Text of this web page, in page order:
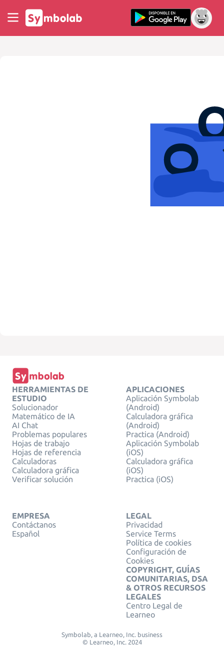
HERRAMIENTAS DE
ESTUDIO
Solucionador
Matemático de IA
AI Chat
Problemas populares
Hojas de trabajo
Hojas de referencia
Calculadoras
Calculadora gráfica
Verificar solución
APLICACIONES
Aplicación Symbolab
(Android)
Calculadora gráfica
(Android)
Practica (Android)
Aplicación Symbolab
(iOS)
Calculadora gráfica
(iOS)
Practica (iOS)
EMPRESA
Contáctanos
Español
LEGAL
Privacidad
Service Terms
Política de cookies
Configuración de
Cookies
COPYRIGHT, GUÍAS
COMUNITARIAS, DSA
& OTROS RECURSOS
LEGALES
Centro Legal de
Learneo
Symbolab, a Learneo, Inc. business
© Learneo, Inc. 2024